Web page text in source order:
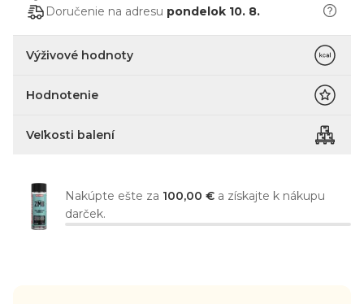
Doručenie na adresu pondelok 10. 8.
Výživové hodnoty
Hodnotenie
Veľkosti balení
Nakúpte ešte za 100,00 € a získajte k nákupu
darček.